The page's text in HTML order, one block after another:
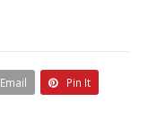
Email Pin It